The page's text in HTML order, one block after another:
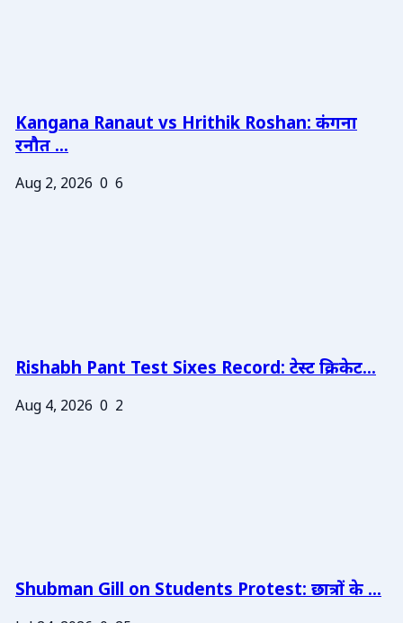
Kangana Ranaut vs Hrithik Roshan: कंगना
रनौत ...
Aug 2, 2026 0 6
Rishabh Pant Test Sixes Record: टेस्ट क्रिकेट...
Aug 4, 2026 0 2
Shubman Gill on Students Protest: छात्रों के ...